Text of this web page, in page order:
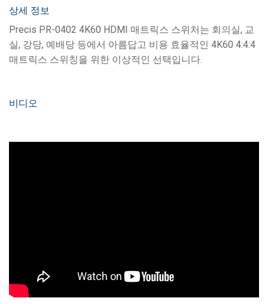
상세 정보
Precis PR-0402 4K60 HDMI 매트릭스 스위처는 회의실, 교
실, 강당, 예배당 등에서 아름답고 비용 효율적인 4K60 4:4:4
매트릭스 스위칭을 위한 이상적인 선택입니다.
비디오